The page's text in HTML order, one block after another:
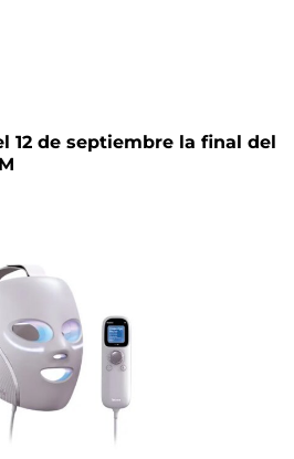
12 de septiembre la final del